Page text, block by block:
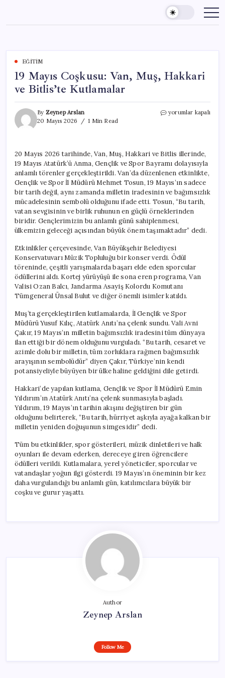
content
EĞITIM
19 Mayıs Coşkusu: Van, Muş, Hakkari
ve Bitlis’te Kutlamalar
By Zeynep Arslan
20 Mayıs 2026
1 Min Read
19
Hakkari
ve
Bitlis’te
Kutlamalar
için
yorumlar kapalı
20 Mayıs 2026 tarihinde, Van, Muş, Hakkari ve Bitlis illerinde,
19 Mayıs Atatürk’ü Anma, Gençlik ve Spor Bayramı dolayısıyla
anlamlı törenler gerçekleştirildi. Van’da düzenlenen etkinlikte,
Gençlik ve Spor İl Müdürü Mehmet Tosun, 19 Mayıs’ın sadece
bir tarih değil, aynı zamanda milletin iradesinin ve bağımsızlık
mücadelesinin sembolü olduğunu ifade etti. Tosun, “Bu tarih,
vatan sevgisinin ve birlik ruhunun en güçlü örneklerinden
biridir. Gençlerimizin bu anlamlı günü sahiplenmesi,
ülkemizin geleceği açısından büyük önem taşımaktadır” dedi.
Etkinlikler çerçevesinde, Van Büyükşehir Belediyesi
Konservatuvarı Müzik Topluluğu bir konser verdi. Ödül
töreninde, çeşitli yarışmalarda başarı elde eden sporcular
ödüllerini aldı. Kortej yürüyüşü ile sona eren programa, Van
Valisi Ozan Balcı, Jandarma Asayiş Kolordu Komutanı
Tümgeneral Ünsal Bulut ve diğer önemli isimler katıldı.
Muş’ta gerçekleştirilen kutlamalarda, İl Gençlik ve Spor
Müdürü Yusuf Kılıç, Atatürk Anıtı’na çelenk sundu. Vali Avni
Çakır, 19 Mayıs’ın milletin bağımsızlık iradesini tüm dünyaya
ilan ettiği bir dönem olduğunu vurguladı. “Bu tarih, cesaret ve
azimle dolu bir milletin, tüm zorluklara rağmen bağımsızlık
arayışının sembolüdür” diyen Çakır, Türkiye’nin kendi
potansiyeliyle büyüyen bir ülke haline geldiğini dile getirdi.
Hakkari’de yapılan kutlama, Gençlik ve Spor İl Müdürü Emin
Yıldırım’ın Atatürk Anıtı’na çelenk sunmasıyla başladı.
Yıldırım, 19 Mayıs’ın tarihin akışını değiştiren bir gün
olduğunu belirterek, “Bu tarih, hürriyet aşkıyla ayağa kalkan bir
milletin yeniden doğuşunun simgesidir” dedi.
Tüm bu etkinlikler, spor gösterileri, müzik dinletileri ve halk
oyunları ile devam ederken, dereceye giren öğrencilere
ödülleri verildi. Kutlamalara, yerel yöneticiler, sporcular ve
vatandaşlar yoğun ilgi gösterdi. 19 Mayıs’ın öneminin bir kez
daha vurgulandığı bu anlamlı gün, katılımcılara büyük bir
coşku ve gurur yaşattı.
Author
Zeynep Arslan
Follow Me